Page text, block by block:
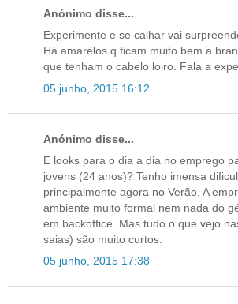
Anónimo disse...
Experimente e se calhar vai
Há amarelos q ficam muito bem a
que tenham o cabelo loiro. Fala a
05 junho, 2015 16:12
Anónimo disse...
E looks para o dia a dia no emprego
jovens (24 anos)? Tenho imensa
principalmente agora no Verão. A
ambiente muito formal nem nada do
em backoffice. Mas tudo o que vejo
saias) são muito curtos.
05 junho, 2015 17:38